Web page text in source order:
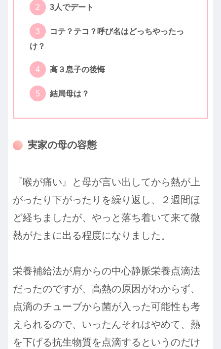
3人でデート
コテ？テコ？呼び名はどっちやったっ
け？
高３息子の後悔
結局母は？
実家の母の容態
『喉が痛い』と母が言い出してから熱が上
がったり下がったりを繰り返し、２週間ほ
ど経ちましたが、やっと落ち着いて来て微
熱がたまに出る程度になりました。
栄養補給法が肩からの中心静脈栄養点滴法
だったのですが、高熱の原因がわからず、
点滴のチューブから菌が入った可能性も考
えられるので、いったんそれはやめて、熱
を下げる抗生物質を点滴するというのだけ